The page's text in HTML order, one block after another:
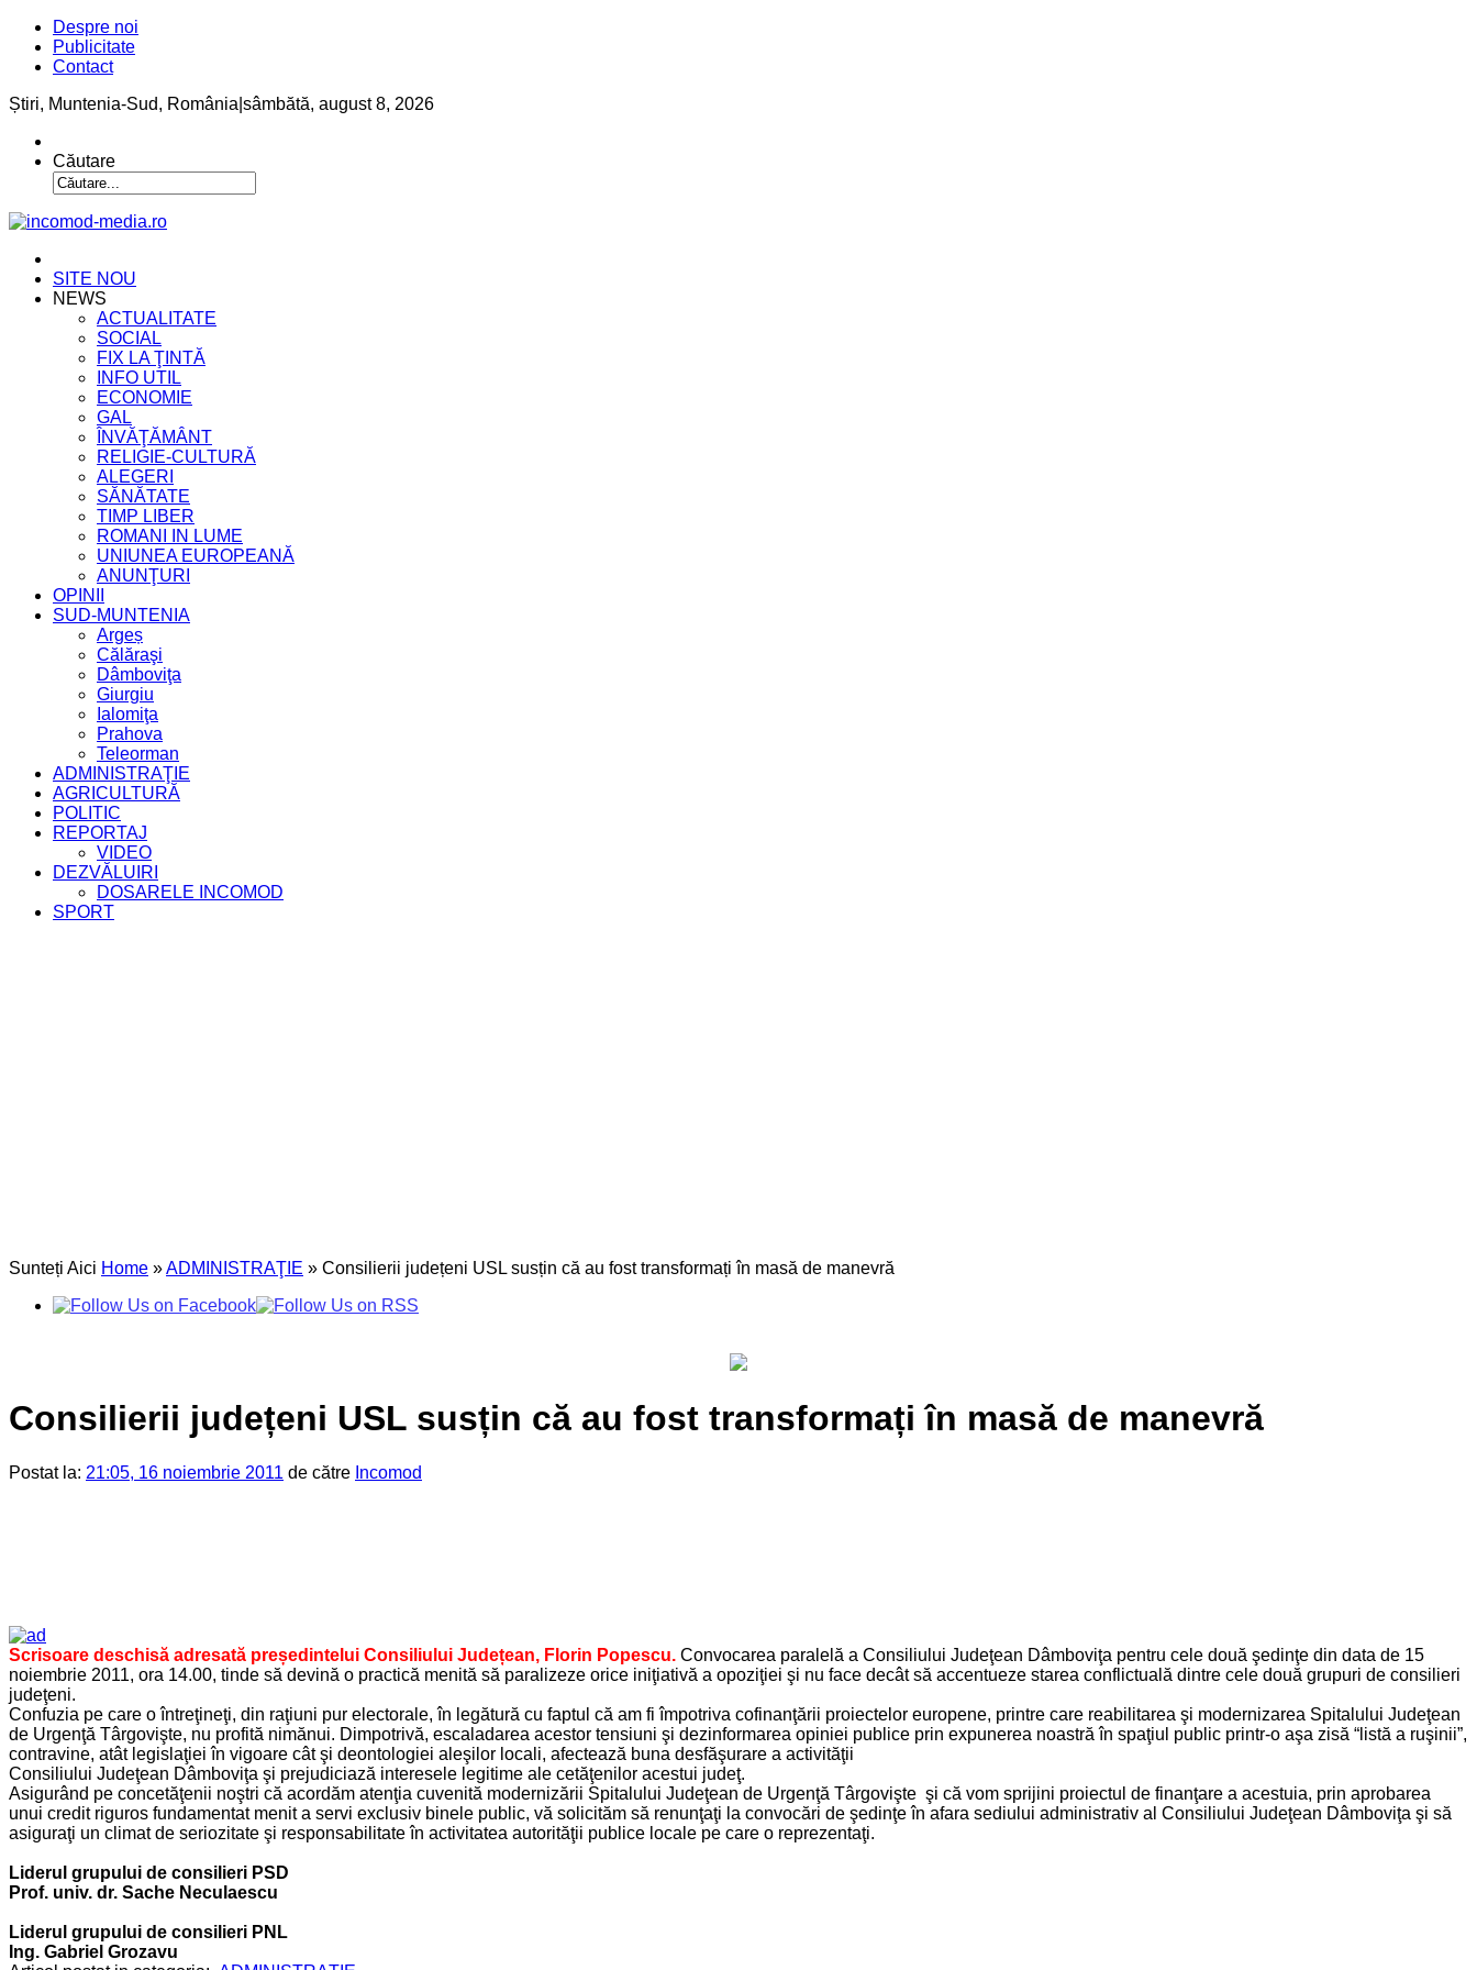
Despre noi
Publicitate
Contact
Știri, Muntenia-Sud, România sâmbătă, august 8, 2026
Căutare
SITE NOU
NEWS
ACTUALITATE
SOCIAL
FIX LA ŢINTĂ
INFO UTIL
ECONOMIE
GAL
ÎNVĂŢĂMÂNT
RELIGIE-CULTURĂ
ALEGERI
SĂNĂTATE
TIMP LIBER
ROMANI IN LUME
UNIUNEA EUROPEANĂ
ANUNŢURI
OPINII
SUD-MUNTENIA
Argeș
Călăraşi
Dâmboviţa
Giurgiu
Ialomiţa
Prahova
Teleorman
ADMINISTRAŢIE
AGRICULTURĂ
POLITIC
REPORTAJ
VIDEO
DEZVĂLUIRI
DOSARELE INCOMOD
SPORT
Sunteți Aici Home »ADMINISTRAŢIE » Consilierii județeni USL susțin că au fost transformați în masă de manevră
Consilierii județeni USL susțin că au fost transformați în masă de manevră
Postat la: 21:05, 16 noiembrie 2011 de către Incomod
Scrisoare deschisă adresată președintelui Consiliului Județean, Florin Popescu. Convocarea paralelă a Consiliului Judeţean Dâmboviţa pentru cele două şedinţe din data de 15
noiembrie 2011, ora 14.00, tinde să devină o practică menită să paralizeze orice iniţiativă a opoziţiei şi nu face decât să accentueze starea conflictuală dintre cele două grupuri de consilieri
judeţeni.
Confuzia pe care o întreţineţi, din raţiuni pur electorale, în legătură cu faptul că am fi împotriva cofinanţării proiectelor europene, printre care reabilitarea şi modernizarea Spitalului Judeţean
de Urgenţă Târgovişte, nu profită nimănui. Dimpotrivă, escaladarea acestor tensiuni şi dezinformarea opiniei publice prin expunerea noastră în spaţiul public printr-o aşa zisă “listă a ruşinii”,
contravine, atât legislaţiei în vigoare cât şi deontologiei aleşilor locali, afectează buna desfăşurare a activităţii
Consiliului Judeţean Dâmboviţa şi prejudiciază interesele legitime ale cetăţenilor acestui judeţ.
Asigurând pe concetăţenii noştri că acordăm atenţia cuvenită modernizării Spitalului Judeţean de Urgenţă Târgovişte şi că vom sprijini proiectul de finanţare a acestuia, prin aprobarea
unui credit riguros fundamentat menit a servi exclusiv binele public, vă solicităm să renunţaţi la convocări de şedinţe în afara sediului administrativ al Consiliului Judeţean Dâmboviţa şi să
asiguraţi un climat de seriozitate şi responsabilitate în activitatea autorităţii publice locale pe care o reprezentaţi.
Liderul grupului de consilieri PSD
Prof. univ. dr. Sache Neculaescu
Liderul grupului de consilieri PNL
Ing. Gabriel Grozavu